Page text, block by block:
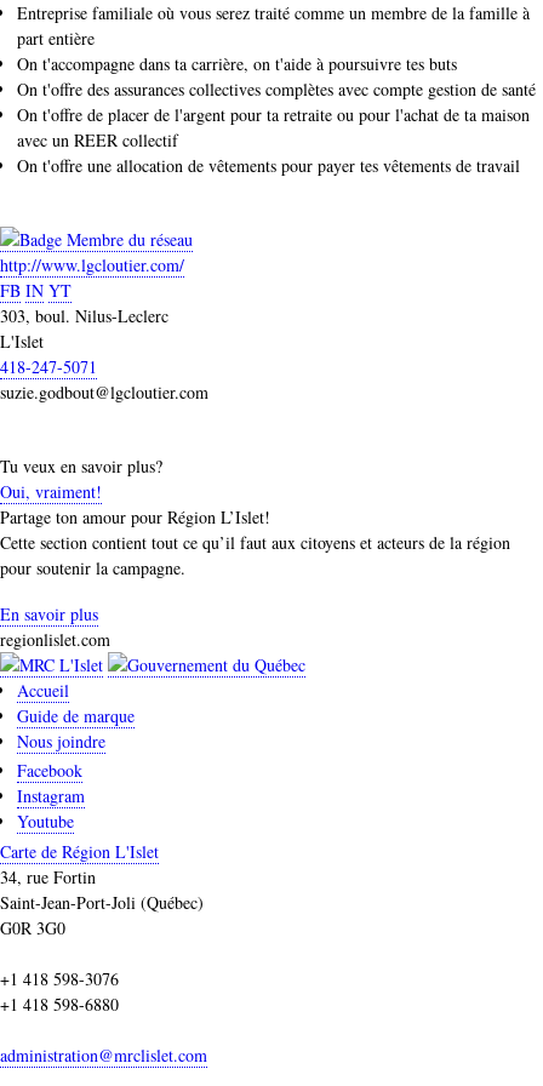
Entreprise familiale où vous serez traité comme un membre de la famille à
part entière
On t'accompagne dans ta carrière, on t'aide à poursuivre tes buts
On t'offre des assurances collectives complètes avec compte gestion de santé
On t'offre de placer de l'argent pour ta retraite ou pour l'achat de ta maison
avec un REER collectif
On t'offre une allocation de vêtements pour payer tes vêtements de travail
http://www.lgcloutier.com/
FB IN YT
303, boul. Nilus-Leclerc
L'Islet
418-247-5071
suzie.godbout@lgcloutier.com
Tu veux en savoir plus?
Oui, vraiment!
Partage ton amour pour Région L’Islet!
Cette section contient tout ce qu’il faut aux citoyens et acteurs de la région
pour soutenir la campagne.
En savoir plus
regionlislet.com
Accueil
Guide de marque
Nous joindre
Facebook
Instagram
Youtube
Carte de Région L'Islet
34, rue Fortin
Saint-Jean-Port-Joli (Québec)
G0R 3G0
+1 418 598-3076
+1 418 598-6880
administration@mrclislet.com